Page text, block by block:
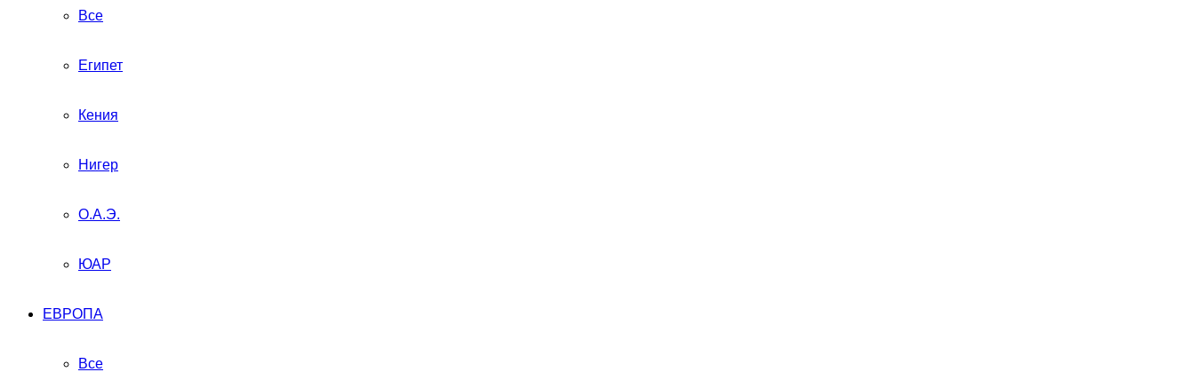
Все
Египет
Кения
Нигер
О.А.Э.
ЮАР
ЕВРОПА
Все